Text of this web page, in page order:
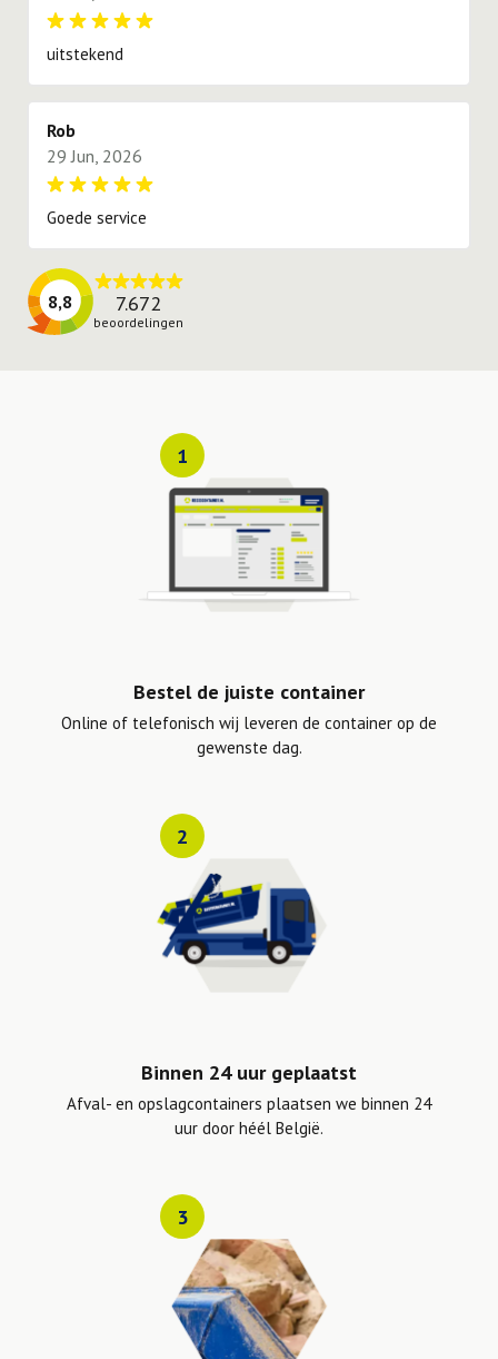
uitstekend
Rob
29 Jun, 2026
Goede service
8,8 7.672
beoordelingen
1
Bestel de juiste container
Online of telefonisch wij leveren de container op de
gewenste dag.
2
Binnen 24 uur geplaatst
Afval- en opslagcontainers plaatsen we binnen 24
uur door héél België.
3